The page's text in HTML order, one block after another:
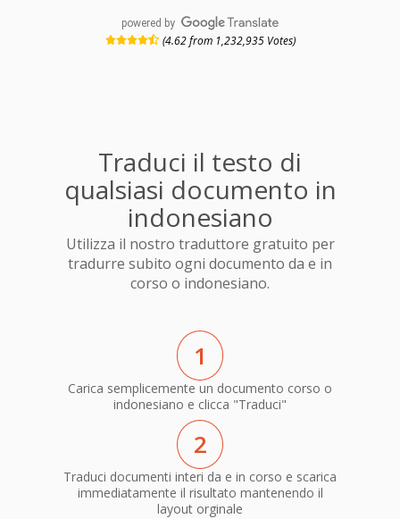
powered by
(4.62 from 1,232,935 Votes)
Traduci il testo di
qualsiasi documento in
indonesiano
Utilizza il nostro traduttore gratuito per
tradurre subito ogni documento da e in
corso o indonesiano.
1
Carica semplicemente un documento corso o
indonesiano e clicca "Traduci"
2
Traduci documenti interi da e in corso e scarica
immediatamente il risultato mantenendo il
layout orginale